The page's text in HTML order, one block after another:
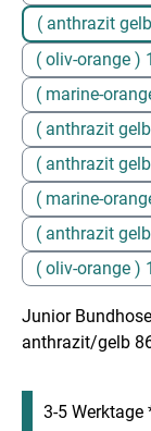
( anthrazit
( oliv-orange )
( marine-
( anthrazit
( anthrazit
( marine-
( anthrazit
( oliv-orange )
Junior
anthrazit/gelb
3-5 Werktage